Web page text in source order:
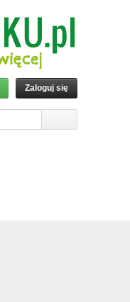
Zaloguj się